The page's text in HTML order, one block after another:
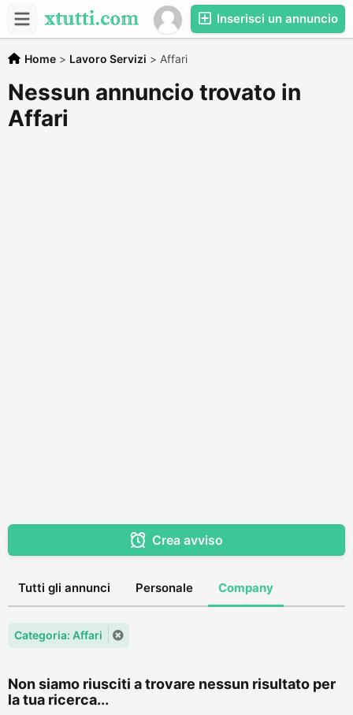
Inserisci un annuncio
Home > Lavoro Servizi > Affari
Nessun annuncio trovato in
Affari
Crea avviso
Tutti gli annunci Personale Company
Categoria: Affari
Non siamo riusciti a trovare nessun risultato per
la tua ricerca...